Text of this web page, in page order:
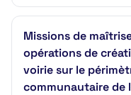
Missions de
opérations de
voirie sur le
communautaire de